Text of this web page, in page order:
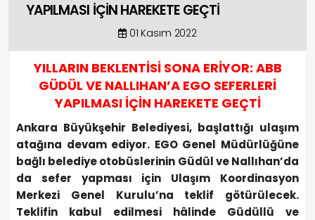
YAPILMASI İÇİN HAREKETE GEÇTİ
01 Kasım 2022
YILLARIN BEKLENTİSİ SONA ERİYOR: ABB
GÜDÜL VE NALLIHAN’A EGO SEFERLERİ
YAPILMASI İÇİN HAREKETE GEÇTİ
Ankara Büyükşehir Belediyesi, başlattığı ulaşım
atağına devam ediyor. EGO Genel Müdürlüğüne
bağlı belediye otobüslerinin Güdül ve Nallıhan’da
da sefer yapması için Ulaşım Koordinasyon
Merkezi Genel Kurulu’na teklif götürülecek.
Teklifin kabul edilmesi hâlinde Güdüllü ve